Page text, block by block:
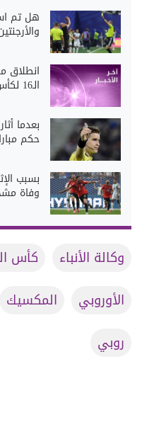
هل تم
انطلاق
الـ16 لكأس العالم 2026
بعدما
حكم
بسبب
وفاة
وكالة الأنباء كأس
الأوروبي
المكسيك
روبي